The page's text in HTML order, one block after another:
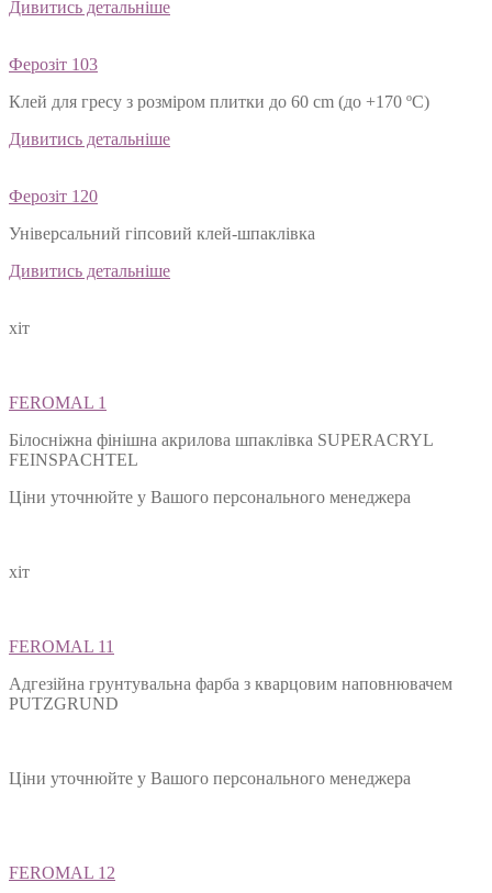
Дивитись детальніше
Ферозіт 103
Клей для гресу з розміром плитки до 60 cm (до +170 ºС)
Дивитись детальніше
Ферозіт 120
Універсальний гіпсовий клей-шпаклівка
Дивитись детальніше
хіт
FEROMAL 1
Білосніжна фінішна акрилова шпаклівка SUPERACRYL
FEINSPACHTEL
Ціни уточнюйте у Вашого персонального менеджера
хіт
FEROMAL 11
Адгезійна грунтувальна фарба з кварцовим наповнювачем
PUTZGRUND
Ціни уточнюйте у Вашого персонального менеджера
FEROMAL 12